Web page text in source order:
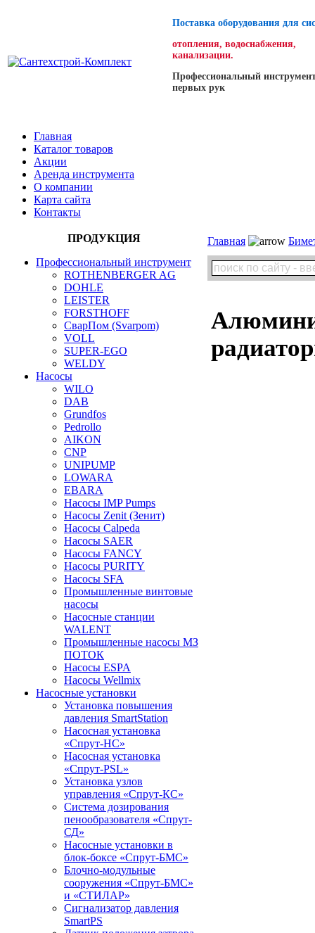
Поставка оборудования для
отопления, водоснабжения,
канализации.
Профессиональный
первых рук
Главная
Каталог товаров
Акции
Аренда инструмента
О компании
Карта сайта
Контакты
ПРОДУКЦИЯ
Профессиональный инструмент
ROTHENBERGER AG
DOHLE
LEISTER
FORSTHOFF
СварПом (Svarpom)
VOLL
SUPER-EGO
WELDY
Насосы
WILO
DAB
Grundfos
Pedrollo
AIKON
CNP
UNIPUMP
LOWARA
EBARA
Насосы IMP Pumps
Насосы Zenit (Зенит)
Насосы Calpeda
Насосы SAER
Насосы FANCY
Насосы PURITY
Насосы SFA
Промышленные винтовые
насосы
Насосные станции
WALENT
Промышленные насосы МЗ
ПОТОК
Насосы ESPA
Насосы Wellmix
Насосные установки
Установка повышения
давления SmartStation
Насосная установка
«Спрут-НС»
Насосная установка
«Спрут-PSL»
Установка узлов
управления «Спрут-КС»
Система дозирования
пенообразователя «Спрут-
СД»
Насосные установки в
блок-боксе «Спрут-БМС»
Блочно-модульные
сооружения «Спрут-БМС»
и «СТИЛАР»
Сигнализатор давления
SmartPS
Главная